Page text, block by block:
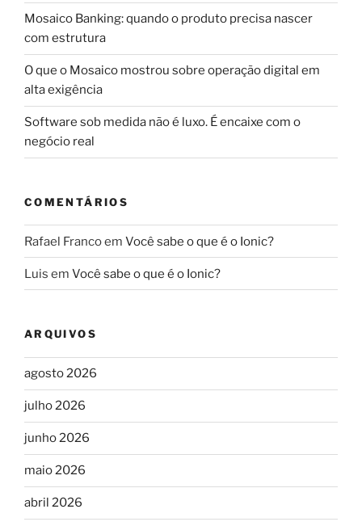
Mosaico Banking: quando o produto precisa nascer
com estrutura
O que o Mosaico mostrou sobre operação digital em
alta exigência
Software sob medida não é luxo. É encaixe com o
negócio real
COMENTÁRIOS
Rafael Francoem Você sabe o que é o Ionic?
Luis em Você sabe o que é o Ionic?
ARQUIVOS
agosto 2026
julho 2026
junho 2026
maio 2026
abril 2026